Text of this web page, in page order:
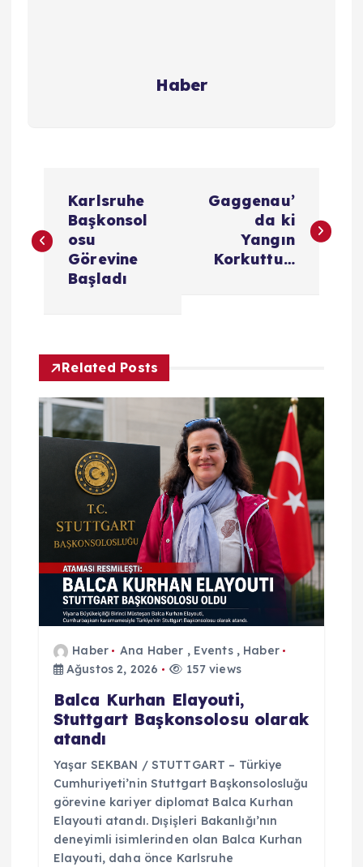
Haber
a
z
g
e
z
m
e
s
Karlsruhe
Başkonsol
osu
Görevine
Başladı
Gaggenau’
da ki
Yangın
Korkuttu…
Related Posts
Haber Ana Haber , Events, Haber
Ağustos 2, 2026
157 views
Balca Kurhan Elayouti,
Stuttgart Başkonsolosu olarak
atandı
Yaşar SEKBAN / STUTTGART – Türkiye
Cumhuriyeti’nin Stuttgart Başkonsolosluğu
görevine kariyer diplomat Balca Kurhan
Elayouti atandı. Dışişleri Bakanlığı’nın
deneyimli isimlerinden olan Balca Kurhan
Elayouti, daha önce Karlsruhe